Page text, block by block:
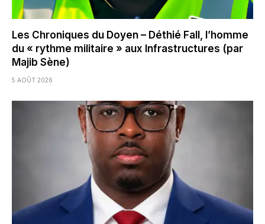
Les Chroniques du Doyen – Déthié Fall, l’homme
du « rythme militaire » aux Infrastructures (par
Majib Sène)
5 AOÛT 2026